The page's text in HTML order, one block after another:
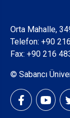
Orta Mahalle,
Telefon: +90
Fax: +90 216
© Sabancı